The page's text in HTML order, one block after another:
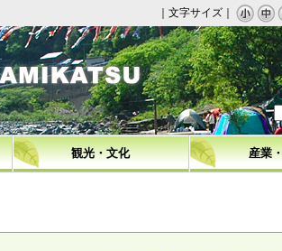
｜文字サイズ｜
観光・文化 産業